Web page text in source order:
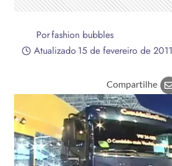
Porfashion bubbles
Atualizado15 de fevereiro de 2011
Compartilhe